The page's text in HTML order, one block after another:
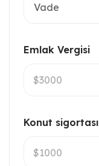
Vade
Emlak Vergisi
Konut sigortası